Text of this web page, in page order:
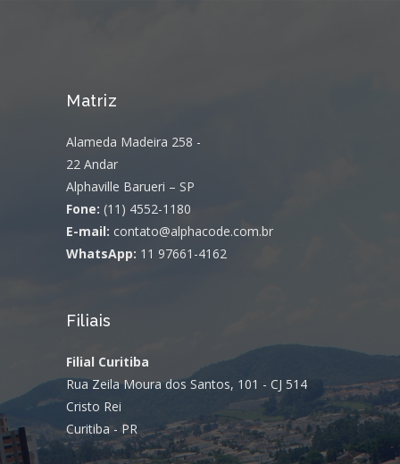
Matriz
Alameda Madeira 258 -
22 Andar
Alphaville Barueri – SP
Fone: (11) 4552-1180
E-mail: contato@alphacode.com.br
WhatsApp: 11 97661-4162
Filiais
Filial Curitiba
Rua Zeila Moura dos Santos, 101 - CJ 514
Cristo Rei
Curitiba - PR